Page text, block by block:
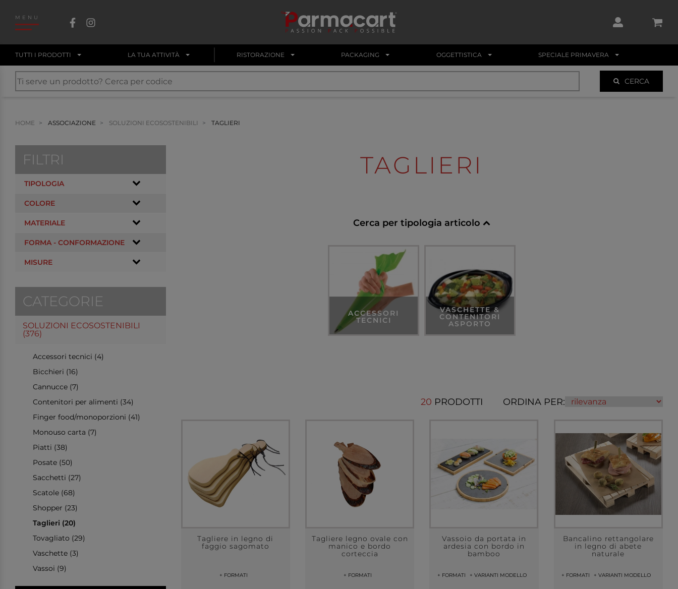
MENU
TUTTI I PRODOTTI LA TUA ATTIVITÀ RISTORAZIONE PACKAGING OGGETTISTICA SPECIALE PRIMAVERA
CERCA
HOME ASSOCIAZIONE SOLUZIONI ECOSOSTENIBILI TAGLIERI
FILTRI
TIPOLOGIA
COLORE
MATERIALE
FORMA - CONFORMAZIONE
MISURE
CATEGORIE
SOLUZIONI ECOSOSTENIBILI
(376)
Accessori tecnici (4)
Bicchieri (16)
Cannucce (7)
Contenitori per alimenti (34)
Finger food/monoporzioni (41)
Monouso carta (7)
Piatti (38)
Posate (50)
Sacchetti (27)
Scatole (68)
Shopper (23)
Taglieri (20)
Tovagliato (29)
Vaschette (3)
Vassoi (9)
TAGLIERI
Cerca per tipologia articolo
ACCESSORI
TECNICI
VASCHETTE &
CONTENITORI
ASPORTO
20 PRODOTTI ORDINA PER:
Tagliere in legno di
faggio sagomato
+ FORMATI
Tagliere legno ovale con
manico e bordo
corteccia
+ FORMATI
Vassoio da portata in
ardesia con bordo in
bamboo
+ FORMATI + VARIANTI MODELLO
Bancalino rettangolare
in legno di abete
naturale
+ FORMATI + VARIANTI MODELLO